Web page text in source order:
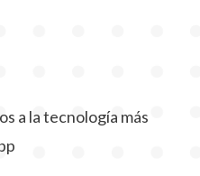
a la tecnología más